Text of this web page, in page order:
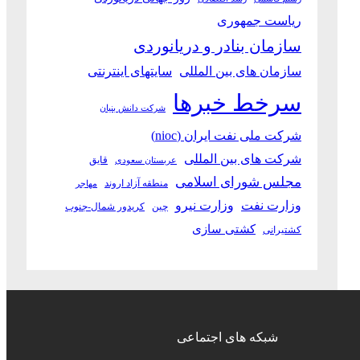
ریاست جمهوری
سازمان بنادر و دریانوردی
سازمان های بین المللی سایتهای اینترنتی
سرخط خبرها شرکت دانش بنیان
شرکت ملی نفت ایران (nioc)
شرکت های بین المللی
عربستان سعودی قایق
مجلس شورای اسلامی منطقه آزاد اروند مهاجر
وزارت نفت وزارت نیرو چین کریدور شمال-جنوب
کشتیرانی کشتی سازی
شبکه های اجتماعی